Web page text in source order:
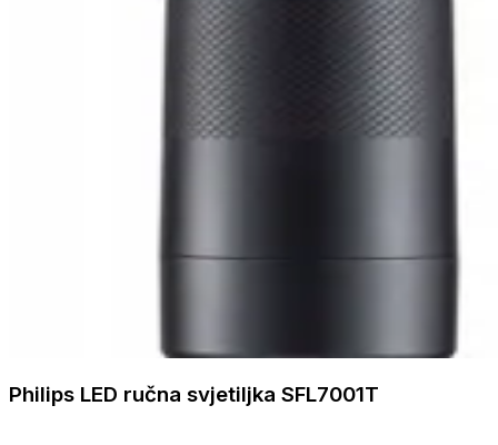
Philips LED ručna svjetiljka SFL7001T